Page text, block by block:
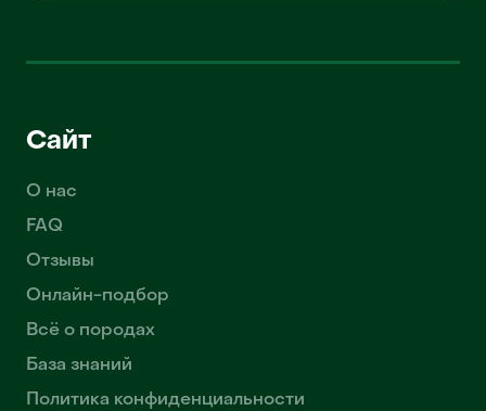
Сайт
О нас
FAQ
Отзывы
Онлайн-подбор
Всё о породах
База знаний
Политика конфиденциальности